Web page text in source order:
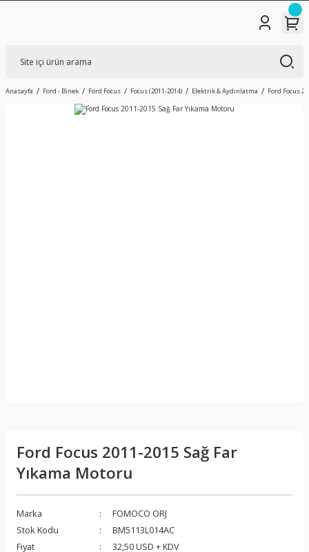
Anasayfa Ford - Binek Ford Focus Focus (2011-2014) Elektrik & Aydınlatma Ford Focus
Ford Focus 2011-2015 Sağ Far
Yıkama Motoru
Marka
FOMOCO ORJ
Stok Kodu
BM5113L014AC
Fiyat
32,50 USD + KDV